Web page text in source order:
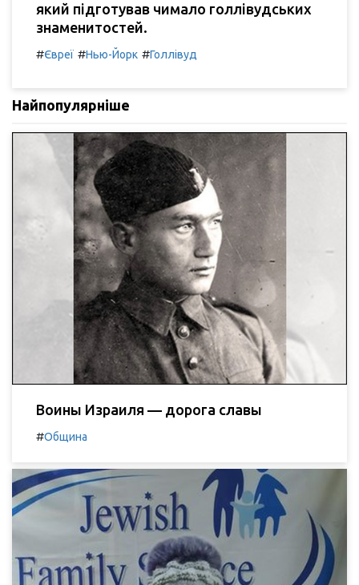
який підготував чимало голлівудських
знаменитостей.
#Євреї #Нью-Йорк #Голлівуд
Найпопулярніше
Воины Израиля — дорога славы
#Община